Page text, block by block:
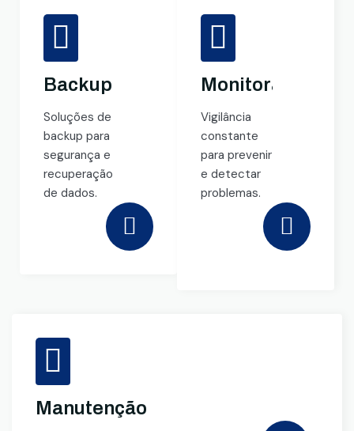
Backup
Soluções de
backup para
segurança e
recuperação
de dados.
Monitoramento
Vigilância
constante
para prevenir
e detectar
problemas.
Manutenção